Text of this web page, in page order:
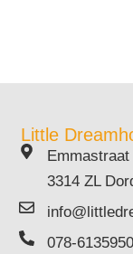
Little
3314 ZL
078-6135950